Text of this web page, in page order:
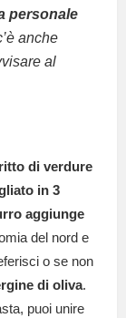
personale
anche
al
di verdure
in 3
aggiunge
del nord e
o se non
di oliva.
puoi unire